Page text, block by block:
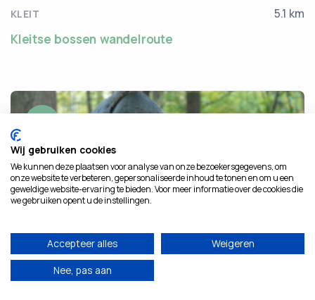
KLEIT 5.1 km
Kleitse bossen wandelroute
Wij gebruiken cookies
We kunnen deze plaatsen voor analyse van onze bezoekersgegevens, om
onze website te verbeteren, gepersonaliseerde inhoud te tonen en om u een
geweldige website-ervaring te bieden. Voor meer informatie over de cookies die
we gebruiken opent u de instellingen.
Accepteer alles
Weigeren
Nee, pas aan